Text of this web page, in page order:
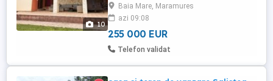
10
Dormitoare, baie, dressing, hol. Utilitati:
Apa, gaz, curent, incalzire pe centrala
termica, drenaj teren, ...
Baia Mare, Maramures
azi 09:08
255 000 EUR
Telefon validat